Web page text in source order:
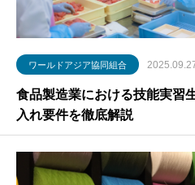
ワールドアジア協同組合
食品製造業における技能実習
入れ要件を徹底解説